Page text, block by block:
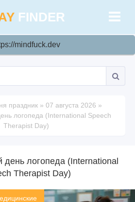
FINDER
mindfuck.dev
праздник » 07 августа 2026 »
логопеда (International Speech
Therapist Day)
логопеда (International
Therapist Day)